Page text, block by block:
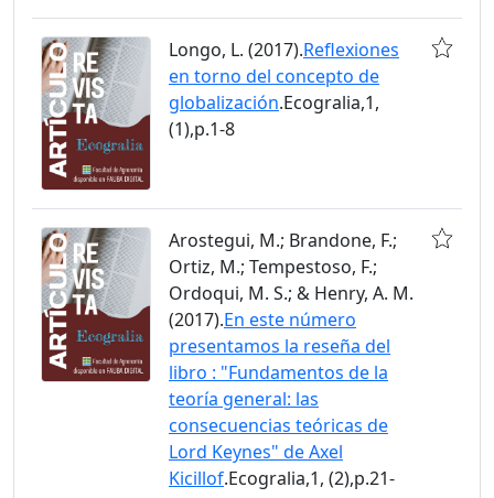
Longo, L. (2017).Reflexiones
en torno del concepto de
globalización.Ecogralia,1,
(1),p.1-8
Arostegui, M.; Brandone, F.;
Ortiz, M.; Tempestoso, F.;
Ordoqui, M. S.; & Henry, A. M.
(2017).En este número
presentamos la reseña del
libro : "Fundamentos de la
teoría general: las
consecuencias teóricas de
Lord Keynes" de Axel
Kicillof.Ecogralia,1, (2),p.21-